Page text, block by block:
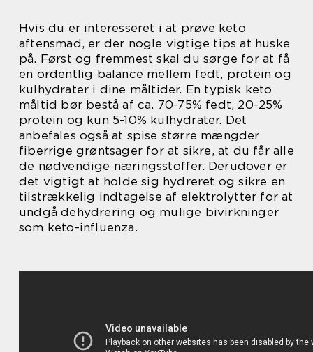
Hvis du er interesseret i at prøve keto
aftensmad, er der nogle vigtige tips at huske
på. Først og fremmest skal du sørge for at få
en ordentlig balance mellem fedt, protein og
kulhydrater i dine måltider. En typisk keto
måltid bør bestå af ca. 70-75% fedt, 20-25%
protein og kun 5-10% kulhydrater. Det
anbefales også at spise større mængder
fiberrige grøntsager for at sikre, at du får alle
de nødvendige næringsstoffer. Derudover er
det vigtigt at holde sig hydreret og sikre en
tilstrækkelig indtagelse af elektrolytter for at
undgå dehydrering og mulige bivirkninger
som keto-influenza.